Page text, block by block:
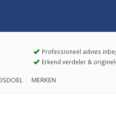
Professioneel advies
Erkend verdeler &
MERKEN